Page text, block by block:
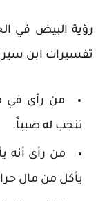
رؤية البيض في
تفسيرات ابن
من رأى في
تنجب له صبياً.
من رأى أنه
يأكل من مال